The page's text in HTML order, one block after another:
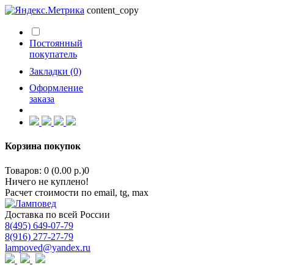
content_copy
Постоянный
покупатель
Закладки (0)
Оформление
заказа
Корзина покупок
Товаров: 0 (0.00 р.)0
Ничего не куплено!
Расчет стоимости по email, tg, max
Доставка по всей России
8(495) 649-07-79
8(916) 277-27-79
lampoved@yandex.ru